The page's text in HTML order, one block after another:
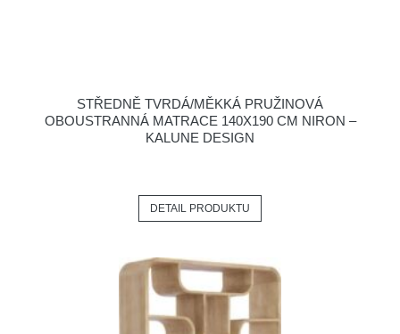
STŘEDNĚ TVRDÁ/MĚKKÁ PRUŽINOVÁ
OBOUSTRANNÁ MATRACE 140X190 CM NIRON –
KALUNE DESIGN
DETAIL PRODUKTU